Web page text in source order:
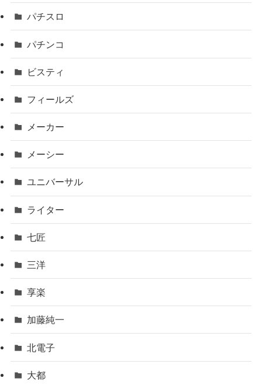
パチスロ
パチンコ
ビスティ
フィールズ
メーカー
メーシー
ユニバーサル
ライター
七匠
三洋
享楽
加藤純一
北電子
大都